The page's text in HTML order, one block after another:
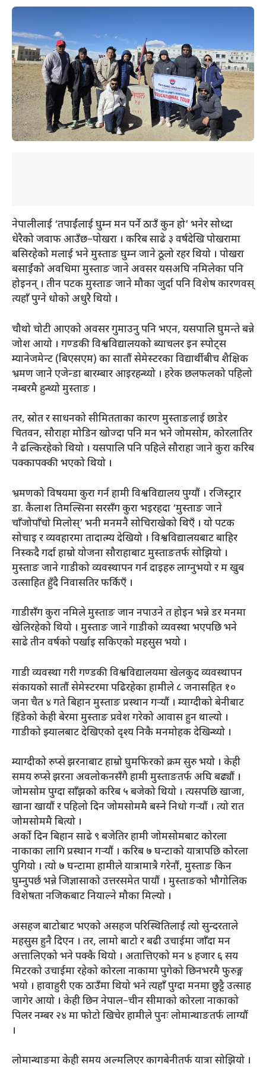
नेपालीलाई ‘तपाईंलाई घुम्न मन पर्ने ठाउँ कुन हो’ भनेर सोध्दा
धेरैको जवाफ आउँछ–पोखरा । करिब साढे ३ वर्षदेखि पोखरामा
बसिरहेको मलाई भने मुस्ताङ घुम्न जाने ठूलो रहर थियो । पोखरा
बसाईंको अवधिमा मुस्ताङ जाने अवसर यसअघि नमिलेका पनि
होइनन् । तीन पटक मुस्ताङ जाने मौका जुर्दा पनि विशेष कारणवस्
त्यहाँ पुग्ने धोको अधुरै थियो ।
चौथो चोटी आएको अवसर गुमाउनु पनि भएन, यसपालि घुमन्ते बन्ने
जोश आयो । गण्डकी विश्वविद्यालयको ब्याचलर इन स्पोट्स
म्यानेजमेन्ट (बिएसएम) का सातौं सेमेस्टरका विद्यार्थीबीच शैक्षिक
भ्रमण जाने एजेन्डा बारम्बार आइरहन्थ्यो । हरेक छलफलको पहिलो
नम्बरमै हुन्थ्यो मुस्ताङ ।
तर, स्रोत र साधनको सीमितताका कारण मुस्ताङलाई छाडेर
चितवन, सौराहा मोडिन खोज्दा पनि मन भने जोमसोम, कोरलातिर
नै ढल्किरहेको थियो । यसपालि पनि पहिले सौराहा जाने कुरा करिब
पक्कापक्की भएको थियो ।
भ्रमणको विषयमा कुरा गर्न हामी विश्वविद्यालय पुग्यौं । रजिस्ट्रार
डा. कैलाश तिमल्सिना सरसँग कुरा भइरहदा ‘मुस्ताङ जाने
चाँजोपाँचो मिलोस्’ भनी मनमनै सोचिराखेको थिएँ । यो पटक
सोचाइ र व्यवहारमा तादात्म्य देखियो । विश्वविद्यालयबाट बाहिर
निस्कदै गर्दा हाम्रो योजना सौराहाबाट मुस्ताङतर्फ सोझियो ।
मुस्ताङ जाने गाडीको व्यवस्थापन गर्न दाइहरु लाग्नुभयो र म खुब
उत्साहित हुँदै निवासतिर फर्किएँ ।
गाडीसँग कुरा नमिले मुस्ताङ जान नपाउने त होइन भन्ने डर मनमा
खेलिरहेको थियो । मुस्ताङ जाने गाडीको व्यवस्था भएपछि भने
साढे तीन वर्षको पर्खाइ सकिएको महसुस भयो ।
गाडी व्यवस्था गरी गण्डकी विश्वविद्यालयमा खेलकुद व्यवस्थापन
संकायको सातौं सेमेस्टरमा पढिरहेका हामीले ८ जनासहित १०
जना चैत ४ गते बिहान मुस्ताङ प्रस्थान गर्‍यौं । म्याग्दीको बेनीबाट
हिँडेको केही बेरमा मुस्ताङ प्रवेश गरेको आवास हुन थाल्यो ।
गाडीको झ्यालबाट देखिएको दृश्य निकै मनमोहक देखिन्थ्यो ।
म्याग्दीको रुप्से झरनाबाट हाम्रो घुमफिरको क्रम सुरु भयो । केही
समय रुप्से झरना अवलोकनसँगै हामी मुस्ताङतर्फ अघि बढ्यौं ।
जोमसोम पुग्दा साँझको करिब ५ बजेको थियो । त्यसपछि खाजा,
खाना खायौं र पहिलो दिन जोमसोममै बस्ने निधो गर्‍यौं । त्यो रात
जोमसोममै बित्यो ।
अर्काे दिन बिहान साढे ९ बजेतिर हामी जोमसोमबाट कोरला
नाकाका लागि प्रस्थान गर्‍यौं । करिब ७ घन्टाको यात्रापछि कोरला
पुगियो । त्यो ७ घन्टामा हामीले यात्रामात्रै गरेनौं, मुस्ताङ किन
घुम्नुपर्छ भन्ने जिज्ञासाको उत्तरसमेत पायौं । मुस्ताङको भौगोलिक
विशेषता नजिकबाट नियाल्ने मौका मिल्यो ।
असहज बाटोबाट भएको असहज परिस्थितिलाई त्यो सुन्दरताले
महसुस हुनै दिएन । तर, लामो बाटो र बढी उचाईमा जाँदा मन
अत्तालिएको भने पक्कै थियो । अतात्तिएको मन ४ हजार ६ सय
मिटरको उचाईमा रहेको कोरला नाकामा पुगेको छिनभरमै फुरुङ्ग
भयो । हावाहुरी एक ठाउँमा थियो भने त्यहाँ पुग्दा मनमा छुट्टै उत्साह
जागेर आयो । केही छिन नेपाल–चीन सीमाको कोरला नाकाको
पिलर नम्बर २४ मा फोटो खिचेर हामीले पुनः लोमान्थाङतर्फ लाग्यौं
।
लोमान्थाङमा केही समय अल्मलिएर कागबेनीतर्फ यात्रा सोझियो ।